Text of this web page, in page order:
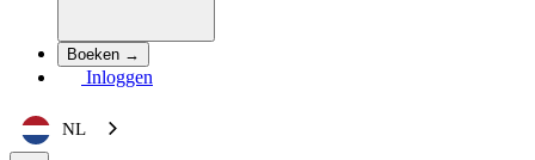
Boeken →
Inloggen
NL